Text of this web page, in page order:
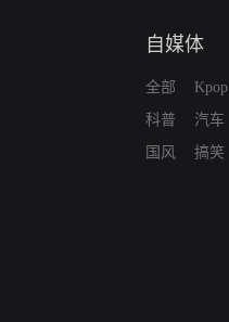
自媒体
全部
科普
国风
Kpop
汽车
搞笑